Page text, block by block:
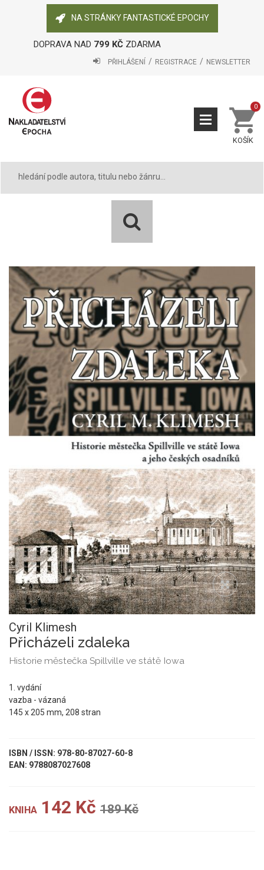
NA STRÁNKY FANTASTICKÉ EPOCHY
DOPRAVA NAD 799 KČZDARMA
PŘIHLÁŠENÍ REGISTRACE NEWSLETTER
KOŠÍK
0
Cyril Klimesh
Přicházeli zdaleka
Historie městečka Spillville ve státě Iowa
1. vydání
vazba - vázaná
145 x 205 mm, 208 stran
ISBN / ISSN: 978-80-87027-60-8
EAN: 9788087027608
KNIHA 142 Kč 189 Kč